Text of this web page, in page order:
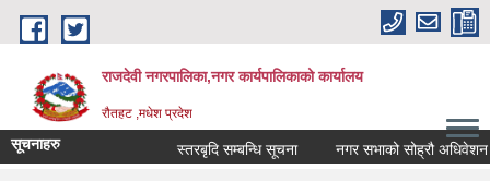
Skip to main content
राजदेवी नगरपालिका,नगर कार्यपालिकाको कार्यालय
रौतहट ,मधेश प्रदेश
सूचनाहरु स्तरबृदि सम्बन्धि सूचना नगर सभाको सोह्रौ अधिवेशन